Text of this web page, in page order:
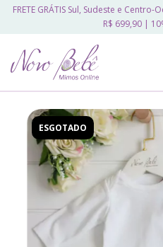
FRETE GRÁTIS Sul, Sudeste e
R$ 699,90 |
ESGOTADO